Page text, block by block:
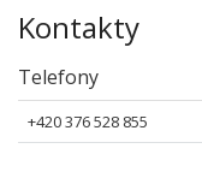
Kontakty
Telefony
+420 376 528 855